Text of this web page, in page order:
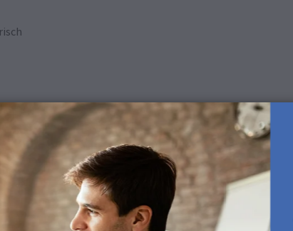
producten
FineArt Posters.